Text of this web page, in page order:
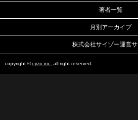
著者一覧
月別アーカイブ
株式会社サイゾー運営サ
copyright ©cyzo inc. all right reserved.